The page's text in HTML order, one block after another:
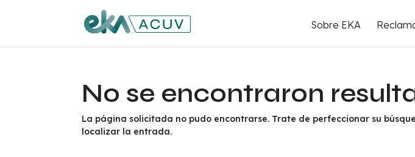
Sobre EKA
No se encontraron
La página solicitada no pudo encontrarse. Trate de perfeccionar su
localizar la entrada.